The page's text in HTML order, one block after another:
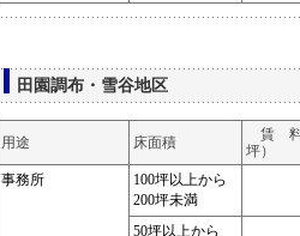
田園調布・雪谷地区
用途 床面積
賃 料
坪）
事務所
100坪以上から
200坪未満
50坪以上から